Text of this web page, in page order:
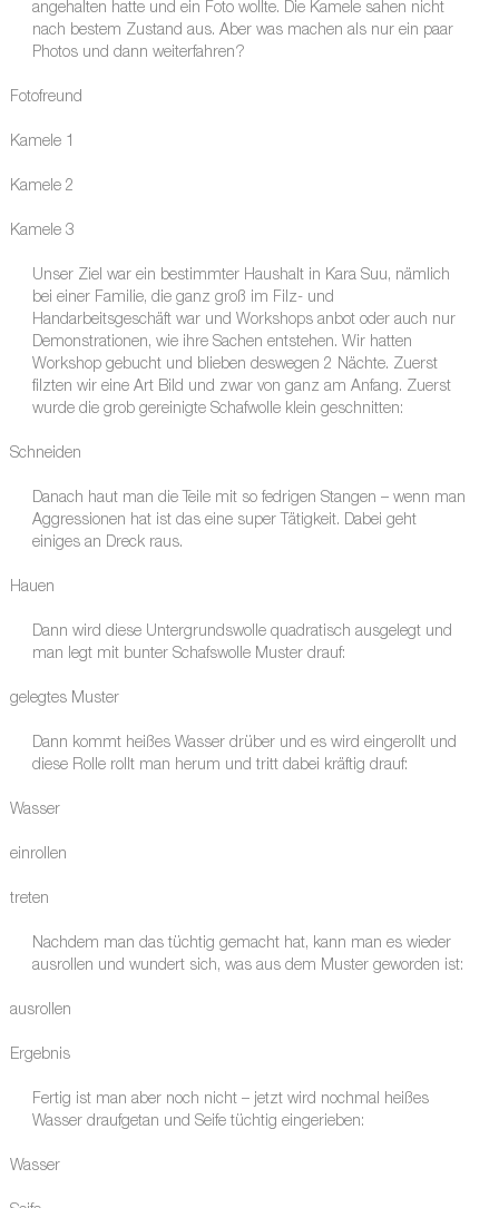
angehalten hatte und ein Foto wollte. Die Kamele sahen nicht
nach bestem Zustand aus. Aber was machen als nur ein paar
Photos und dann weiterfahren?
Fotofreund
Kamele 1
Kamele 2
Kamele 3
Unser Ziel war ein bestimmter Haushalt in Kara Suu, nämlich
bei einer Familie, die ganz groß im Filz- und
Handarbeitsgeschäft war und Workshops anbot oder auch nur
Demonstrationen, wie ihre Sachen entstehen. Wir hatten
Workshop gebucht und blieben deswegen 2 Nächte. Zuerst
filzten wir eine Art Bild und zwar von ganz am Anfang. Zuerst
wurde die grob gereinigte Schafwolle klein geschnitten:
Schneiden
Danach haut man die Teile mit so fedrigen Stangen – wenn man
Aggressionen hat ist das eine super Tätigkeit. Dabei geht
einiges an Dreck raus.
Hauen
Dann wird diese Untergrundswolle quadratisch ausgelegt und
man legt mit bunter Schafswolle Muster drauf:
gelegtes Muster
Dann kommt heißes Wasser drüber und es wird eingerollt und
diese Rolle rollt man herum und tritt dabei kräftig drauf:
Wasser
einrollen
treten
Nachdem man das tüchtig gemacht hat, kann man es wieder
ausrollen und wundert sich, was aus dem Muster geworden ist:
ausrollen
Ergebnis
Fertig ist man aber noch nicht – jetzt wird nochmal heißes
Wasser draufgetan und Seife tüchtig eingerieben:
Wasser